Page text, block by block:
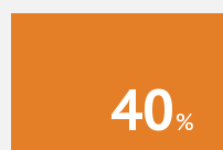
40%